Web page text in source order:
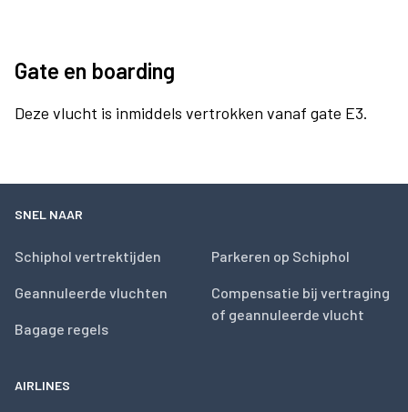
Gate en boarding
Deze vlucht is inmiddels vertrokken vanaf gate E3.
SNEL NAAR
Schiphol vertrektijden
Geannuleerde vluchten
Bagage regels
Parkeren op Schiphol
Compensatie bij vertraging
of geannuleerde vlucht
AIRLINES